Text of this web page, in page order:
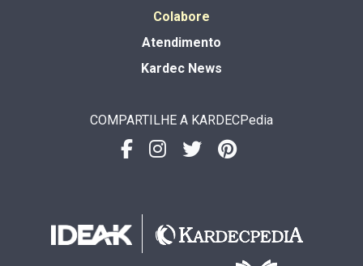
Colabore
Atendimento
Kardec News
COMPARTILHE A KARDECPedia